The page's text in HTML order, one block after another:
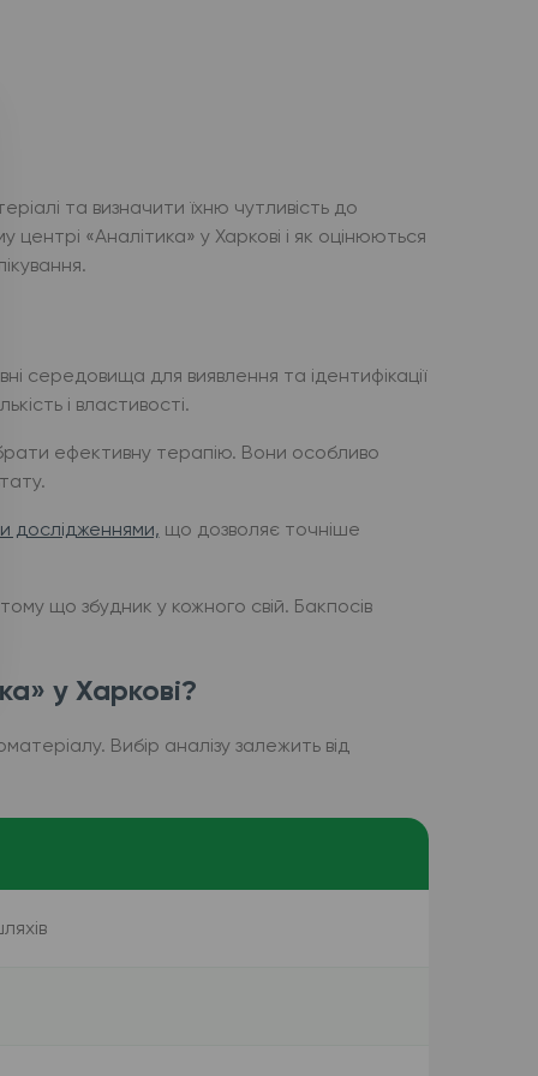
та визначити їхню чутливість до
«Аналітика» у Харкові і як оцінюються
середовища для виявлення та ідентифікації
і властивості.
ефективну терапію. Вони особливо
дослідженнями, що дозволяє точніше
що збудник у кожного свій. Бакпосів
у Харкові?
Вибір аналізу залежить від